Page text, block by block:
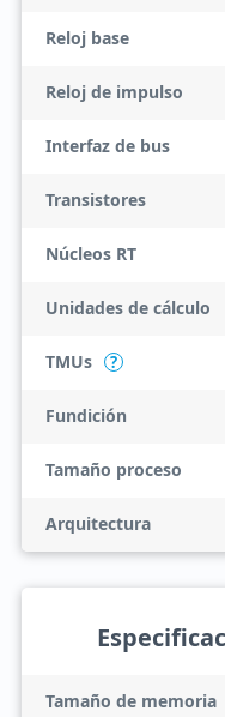
Reloj base
Reloj de impulso
Interfaz de bus
Transistores
Núcleos RT
Unidades de cálculo
TMUs ?
Fundición
Tamaño proceso
Arquitectura
Tamaño de memoria